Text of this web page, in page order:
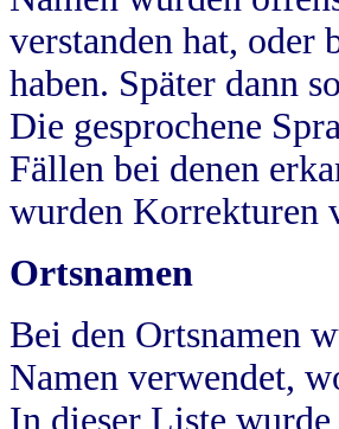
verstanden hat, oder
haben. Später dann
Die gesprochene
Fällen bei denen
wurden Korrekturen
Ortsnamen
Bei den Ortsnamen
Namen verwendet,
In dieser Liste